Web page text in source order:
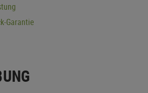
Garantie